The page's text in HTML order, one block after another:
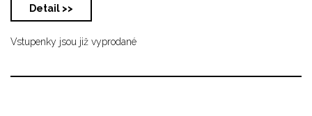
Detail >>
Vstupenky jsou již vyprodané